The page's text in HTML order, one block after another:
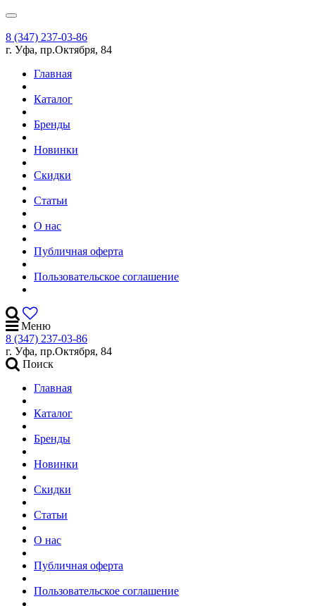
8 (347) 237-03-86
г. Уфа, пр.Октября, 84
Главная
Каталог
Бренды
Новинки
Скидки
Статьи
О нас
Публичная оферта
Пользовательское соглашение
Меню
8 (347) 237-03-86
г. Уфа, пр.Октября, 84
Поиск
Главная
Каталог
Бренды
Новинки
Скидки
Статьи
О нас
Публичная оферта
Пользовательское соглашение